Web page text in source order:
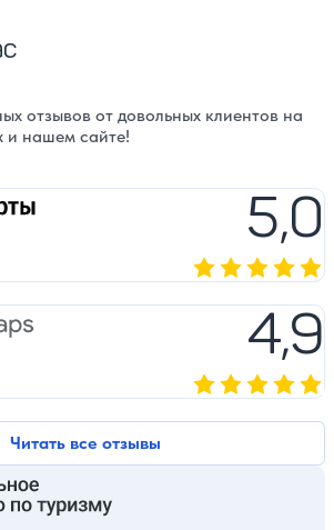
отзывов от довольных клиентов на
и нашем сайте!
Читать все отзывы
5,0
4,9